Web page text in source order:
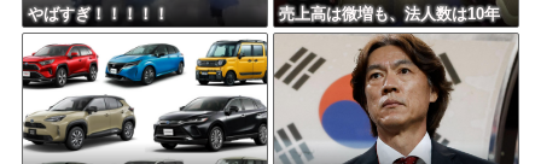
やばすぎ！！！！！
売上高は微増も、法人数は10年
間で半減 黒字企業割合は5年ぶ
りに7割超え